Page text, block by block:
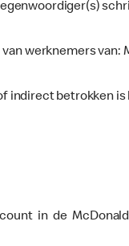
werknemers
betrokken
in de